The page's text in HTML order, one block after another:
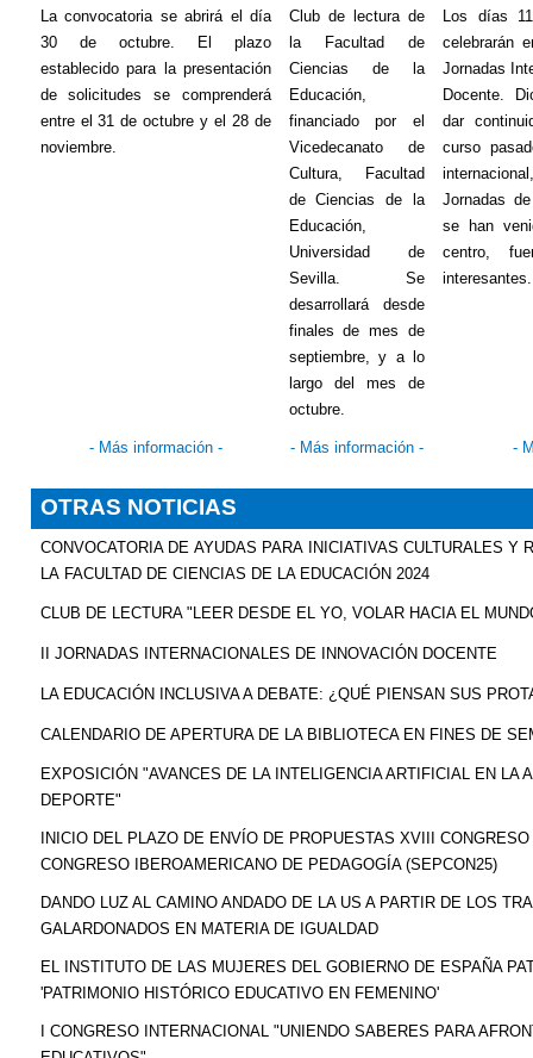
La convocatoria se abrirá el día
30 de octubre. El plazo
establecido para la presentación
de solicitudes se comprenderá
entre el 31 de octubre y el 28 de
noviembre.
Club de lectura de
la Facultad de
Ciencias de la
Educación,
financiado por el
Vicedecanato de
Cultura, Facultad
de Ciencias de la
Educación,
Universidad de
Sevilla. Se
desarrollará desde
finales de mes de
septiembre, y a lo
largo del mes de
octubre.
Los días
celebrarán
Jornadas
Docente.
dar
curso
Jornadas
se han
centro,
interesantes.
- Más información - - Más información - -
OTRAS NOTICIAS
CONVOCATORIA DE AYUDAS PARA INICIATIVAS CULTURALES Y
LA FACULTAD DE CIENCIAS DE LA EDUCACIÓN 2024
CLUB DE LECTURA "LEER DESDE EL YO, VOLAR HACIA EL
II JORNADAS INTERNACIONALES DE INNOVACIÓN DOCENTE
LA EDUCACIÓN INCLUSIVA A DEBATE: ¿QUÉ PIENSAN SUS
CALENDARIO DE APERTURA DE LA BIBLIOTECA EN FINES DE
EXPOSICIÓN "AVANCES DE LA INTELIGENCIA ARTIFICIAL EN LA
DEPORTE"
INICIO DEL PLAZO DE ENVÍO DE PROPUESTAS XVIII
CONGRESO IBEROAMERICANO DE PEDAGOGÍA (SEPCON25)
DANDO LUZ AL CAMINO ANDADO DE LA US A PARTIR DE LOS
GALARDONADOS EN MATERIA DE IGUALDAD
EL INSTITUTO DE LAS MUJERES DEL GOBIERNO DE ESPAÑA
'PATRIMONIO HISTÓRICO EDUCATIVO EN FEMENINO'
I CONGRESO INTERNACIONAL "UNIENDO SABERES PARA